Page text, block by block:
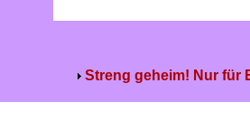
Streng geheim! Nur für